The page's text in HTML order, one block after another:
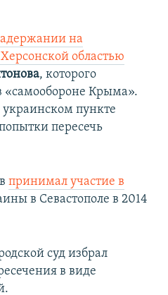
на
областью
, которого
«самообороне Крыма».
пункте
пересечь
принимал участие в
в Севастополе в 2014
суд избрал
в виде